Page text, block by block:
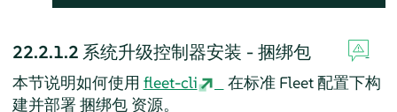
22.2.1.2系统升级控制器安装 - 捆绑包
本节说明如何使用 fleet-cli
在标准 Fleet 配置下构
建并部署 捆绑包 资源。